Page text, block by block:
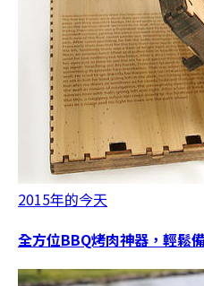
2015年的今天
全方位BBQ烤肉神器，輕鬆